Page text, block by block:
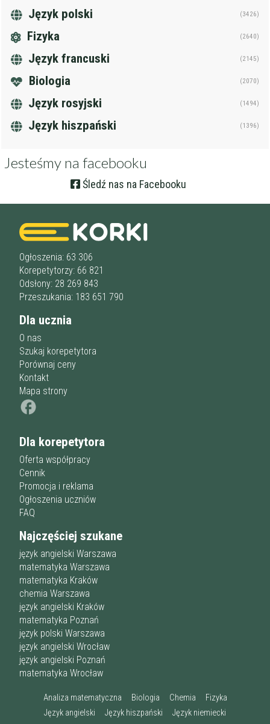
Język polski (3426)
Fizyka (2640)
Język francuski (2145)
Biologia (2070)
Język rosyjski (1494)
Język hiszpański (1396)
Jesteśmy na facebooku
Śledź nas na Facebooku
Ogłoszenia: 63 306
Korepetytorzy: 66 821
Odsłony: 28 269 843
Przeszukania: 183 651 790
Dla ucznia
O nas
Szukaj korepetytora
Porównaj ceny
Kontakt
Mapa strony
Dla korepetytora
Oferta współpracy
Cennik
Promocja i reklama
Ogłoszenia uczniów
FAQ
Najczęściej szukane
język angielski Warszawa
matematyka Warszawa
matematyka Kraków
chemia Warszawa
język angielski Kraków
matematyka Poznań
język polski Warszawa
język angielski Wrocław
język angielski Poznań
matematyka Wrocław
Analiza matematyczna Biologia Chemia
Fizyka
Język angielski
Język hiszpański
Język niemiecki